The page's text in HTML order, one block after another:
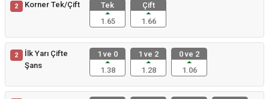
2 Korner Tek/Çift
Tek
1.65
Çift
1.66
2
İlk Yarı Çifte
Şans
1 ve 0
1.38
1 ve 2
1.28
0 ve 2
1.06